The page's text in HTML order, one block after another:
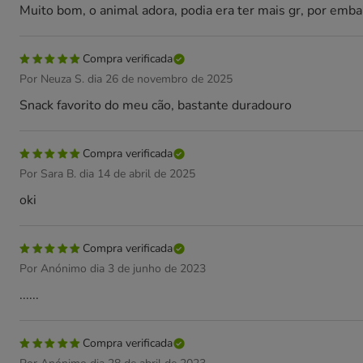
Muito bom, o animal adora, podia era ter mais gr, por
Compra verificada
Por Neuza S. dia 26 de novembro de 2025
Snack favorito do meu cão, bastante duradouro
Compra verificada
Por Sara B. dia 14 de abril de 2025
oki
Compra verificada
Por Anónimo dia 3 de junho de 2023
......
Compra verificada